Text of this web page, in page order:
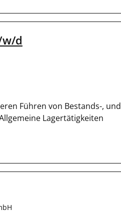
w/d
Führen von Bestands-, und
Lagertätigkeiten